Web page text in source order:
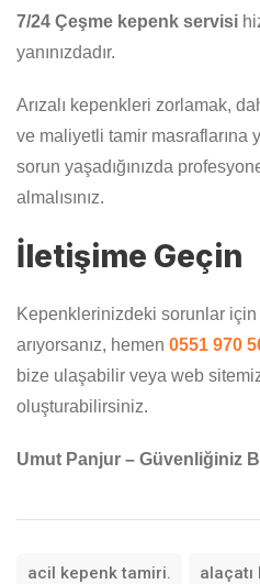
7/24 Çeşme kepenk servisi
yanınızdadır.
Arızalı kepenkleri zorlamak,
ve maliyetli tamir masraflarına
sorun yaşadığınızda
almalısınız.
İletişime Geçin
Kepenklerinizdeki sorunlar
arıyorsanız, hemen 0551 970
bize ulaşabilir veya web
oluşturabilirsiniz.
Umut Panjur – Güvenliğiniz
acil kepenk tamiri.